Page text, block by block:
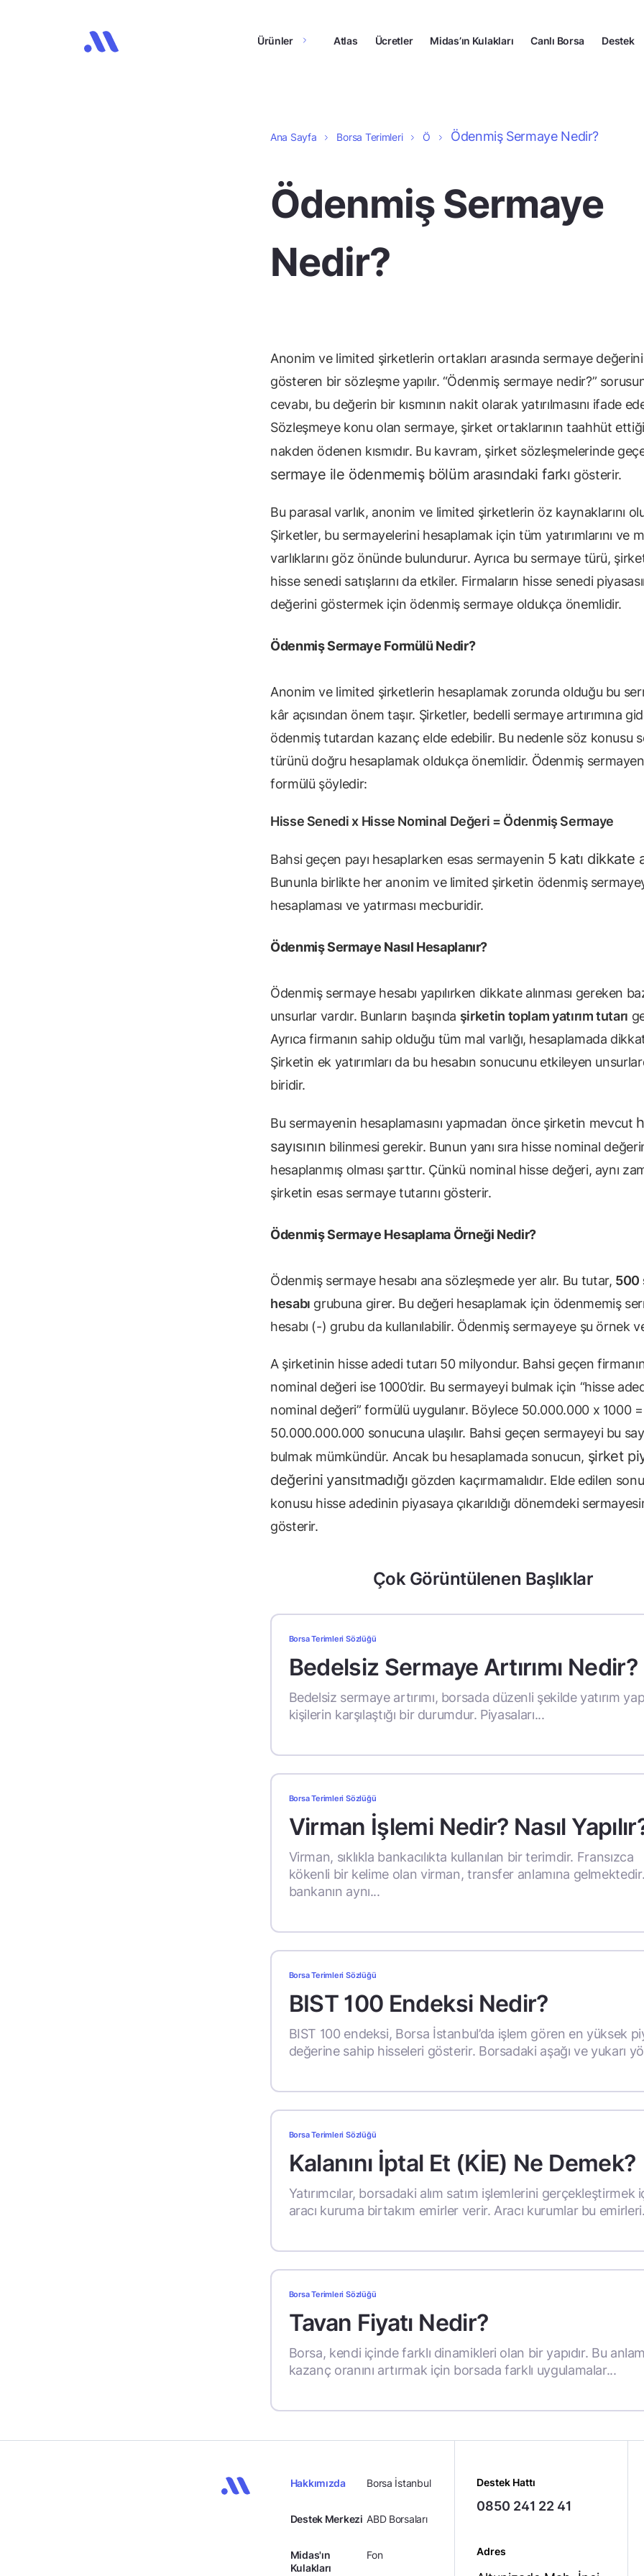
Ürünler Atlas Ücretler Midas’ın Kulakları Canlı Borsa Destek
Ana Sayfa Borsa Terimleri Ö Ödenmiş Sermaye Nedir?
Ödenmiş Sermaye
Nedir?
Anonim ve limited şirketlerin ortakları arasında sermaye değerini
gösteren bir sözleşme yapılır. “Ödenmiş sermaye nedir?”
cevabı, bu değerin bir kısmının nakit olarak yatırılmasını ifade
Sözleşmeye konu olan sermaye, şirket ortaklarının taahhüt
nakden ödenen kısmıdır. Bu kavram, şirket sözleşmelerinde
sermaye ile ödenmemiş bölüm arasındaki farkı gösterir.
Bu parasal varlık, anonim ve limited şirketlerin öz kaynaklarını
Şirketler, bu sermayelerini hesaplamak için tüm yatırımlarını ve
varlıklarını göz önünde bulundurur. Ayrıca bu sermaye türü,
hisse senedi satışlarını da etkiler. Firmaların hisse senedi
değerini göstermek için ödenmiş sermaye oldukça önemlidir.
Ödenmiş Sermaye Formülü Nedir?
Anonim ve limited şirketlerin hesaplamak zorunda olduğu bu
kâr açısından önem taşır. Şirketler, bedelli sermaye artırımına
ödenmiş tutardan kazanç elde edebilir. Bu nedenle söz konusu
türünü doğru hesaplamak oldukça önemlidir. Ödenmiş
formülü şöyledir:
Hisse Senedi x Hisse Nominal Değeri = Ödenmiş Sermaye
Bahsi geçen payı hesaplarken esas sermayenin 5 katı dikkate
Bununla birlikte her anonim ve limited şirketin ödenmiş
hesaplaması ve yatırması mecburidir.
Ödenmiş Sermaye Nasıl Hesaplanır?
Ödenmiş sermaye hesabı yapılırken dikkate alınması gereken
unsurlar vardır. Bunların başında şirketin toplam yatırım tutarı
Ayrıca firmanın sahip olduğu tüm mal varlığı, hesaplamada
Şirketin ek yatırımları da bu hesabın sonucunu etkileyen
biridir.
Bu sermayenin hesaplamasını yapmadan önce şirketin mevcut
sayısının bilinmesi gerekir. Bunun yanı sıra hisse nominal
hesaplanmış olması şarttır. Çünkü nominal hisse değeri, aynı
şirketin esas sermaye tutarını gösterir.
Ödenmiş Sermaye Hesaplama Örneği Nedir?
Ödenmiş sermaye hesabı ana sözleşmede yer alır. Bu tutar, 500
hesabı grubuna girer. Bu değeri hesaplamak için ödenmemiş
hesabı (-) grubu da kullanılabilir. Ödenmiş sermayeye şu örnek
A şirketinin hisse adedi tutarı 50 milyondur. Bahsi geçen
nominal değeri ise 1000’dir. Bu sermayeyi bulmak için “hisse
nominal değeri” formülü uygulanır. Böylece 50.000.000 x 1000 =
50.000.000.000 sonucuna ulaşılır. Bahsi geçen sermayeyi bu
bulmak mümkündür. Ancak bu hesaplamada sonucun, şirket
değerini yansıtmadığı gözden kaçırmamalıdır. Elde edilen
konusu hisse adedinin piyasaya çıkarıldığı dönemdeki
gösterir.
Çok Görüntülenen Başlıklar
Borsa Terimleri Sözlüğü
Bedelsiz Sermaye Artırımı Nedir?
Bedelsiz sermaye artırımı, borsada düzenli şekilde yatırım
kişilerin karşılaştığı bir durumdur. Piyasaları...
Borsa Terimleri Sözlüğü
Virman İşlemi Nedir? Nasıl
Virman, sıklıkla bankacılıkta kullanılan bir terimdir. Fransızca
kökenli bir kelime olan virman, transfer anlamına
bankanın aynı...
Borsa Terimleri Sözlüğü
BIST 100 Endeksi Nedir?
BIST 100 endeksi, Borsa İstanbul’da işlem gören en yüksek
değerine sahip hisseleri gösterir. Borsadaki aşağı ve yukarı
Borsa Terimleri Sözlüğü
Kalanını İptal Et (KİE) Ne Demek?
Yatırımcılar, borsadaki alım satım işlemlerini gerçekleştirmek
aracı kuruma birtakım emirler verir. Aracı kurumlar bu
Borsa Terimleri Sözlüğü
Tavan Fiyatı Nedir?
Borsa, kendi içinde farklı dinamikleri olan bir yapıdır. Bu
kazanç oranını artırmak için borsada farklı uygulamalar...
Hakkımızda
Destek Merkezi
Midas'ın
Kulakları
Borsa İstanbul
ABD Borsaları
Fon
Destek Hattı
0850 241 22 41
Adres